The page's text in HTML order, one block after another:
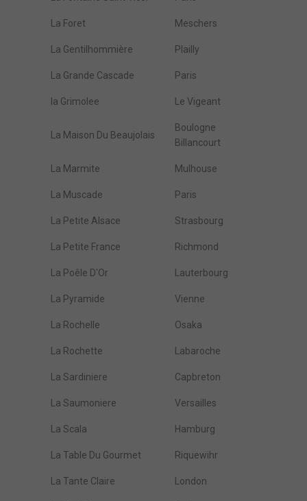
La Foret Meschers
La Gentilhommière Plailly
La Grande Cascade Paris
la Grimolee Le Vigeant
La Maison Du Beaujolais
Boulogne
Billancourt
La Marmite Mulhouse
La Muscade Paris
La Petite Alsace Strasbourg
La Petite France Richmond
La Poêle D'Or Lauterbourg
La Pyramide Vienne
La Rochelle Osaka
La Rochette Labaroche
La Sardiniere Capbreton
La Saumoniere Versailles
La Scala Hamburg
La Table Du Gourmet Riquewihr
La Tante Claire London